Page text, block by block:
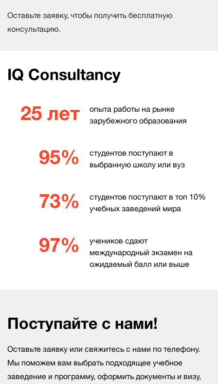
Оставьте заявку, чтобы получить бесплатную
консультацию.
IQ Consultancy
25 лет
опыта работы на рынке
зарубежного образования
95%
студентов поступают в
выбранную школу или вуз
73%
студентов поступают в топ 10%
учебных заведений мира
97%
учеников сдают
международный экзамен на
ожидаемый балл или выше
Поступайте с нами!
Оставьте заявку или свяжитесь с нами по телефону.
Мы поможем вам выбрать подходящее учебное
заведение и программу, оформить документы и визу,